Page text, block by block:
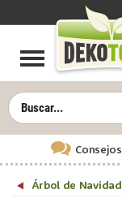
Consejos
Árbol de Navidad